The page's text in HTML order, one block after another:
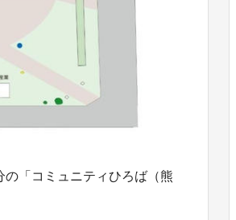
「コミュニティひろば（熊